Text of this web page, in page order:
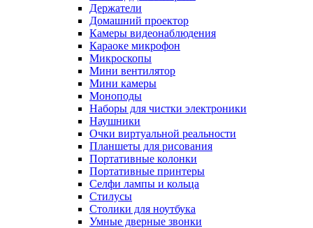
Держатели
Домашний проектор
Камеры видеонаблюдения
Караоке микрофон
Микроскопы
Мини вентилятор
Мини камеры
Моноподы
Наборы для чистки электроники
Наушники
Очки виртуальной реальности
Планшеты для рисования
Портативные колонки
Портативные принтеры
Селфи лампы и кольца
Стилусы
Столики для ноутбука
Умные дверные звонки